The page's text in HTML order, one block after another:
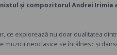
și compozitorul Andrei Irimia
ce explorează nu doar dualitatea
neoclasice se întâlnesc și